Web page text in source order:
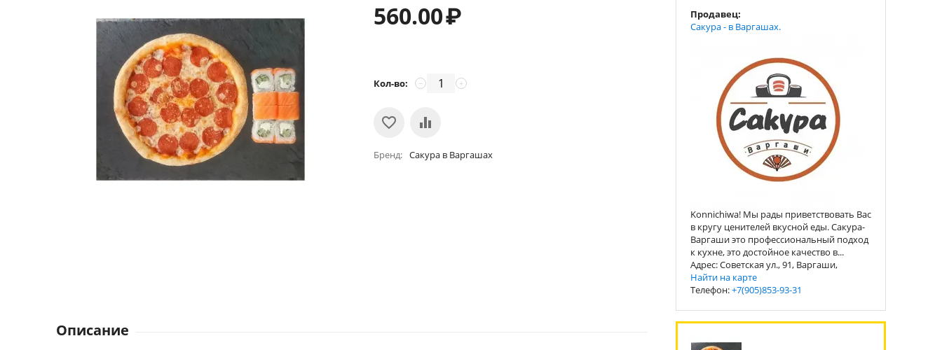
560.00₽
Кол-во: +
−
Бренд Сакура в Варгашах
Продавец:
Сакура - в Варгашах.
Konnichiwa! Мы рады приветствовать Вас
в кругу ценителей вкусной еды. Сакура-
Варгаши это профессиональный подход
к кухне, это достойное качество в...
Адрес: Советская ул., 91, Варгаши,
Найти на карте
Телефон:+7(905)853-93-31
Описание